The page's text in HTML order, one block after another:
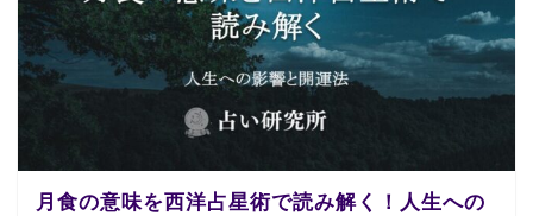
月食の意味を西洋占星術で読み解く！人生への